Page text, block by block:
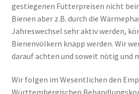
gestiegenen Futterpreisen nicht
Bienen aber z.B. durch die
Jahreswechsel sehr aktiv werden,
Bienenvölkern knapp werden. Wir
darauf achten und soweit nötig und
Wir folgen im Wesentlichen den